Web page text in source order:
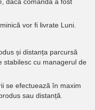
vor fi livrate Luni.
și distanța parcursă
stabilesc cu managerul de
se efectuează în maxim
sau distanță.